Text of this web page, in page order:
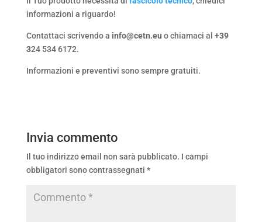
informazioni a riguardo!
Contattaci scrivendo a info@cetn.eu o chiamaci al +39
324 534 6172.
Informazioni e preventivi sono sempre gratuiti.
Invia commento
Il tuo indirizzo email non sarà pubblicato. I campi
obbligatori sono contrassegnati *